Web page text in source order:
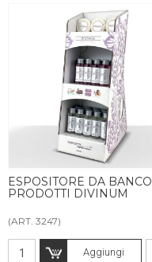
ESPOSITORE DA BANCO
PRODOTTI DIVINUM
(ART. 3247)
Aggiungi